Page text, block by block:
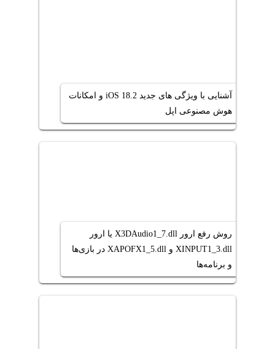
آشنایی با ویژگی های جدید iOS 18.2 و امکانات
هوش مصنوعی اپل
روش رفع ارور X3DAudio1_7.dll یا ارور
XINPUT1_3.dll و XAPOFX1_5.dll در بازی‌ها
و برنامه‌ها